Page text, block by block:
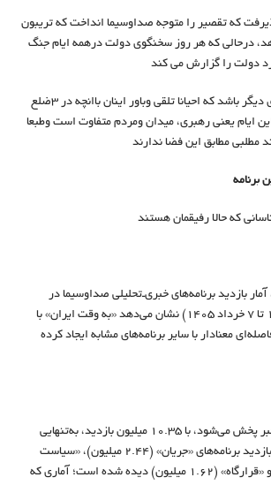
که تقصیر را متوجه صداوسیما انداخت که تریبون
درحالی که هر روز سخنگوی دولت درهمه ایام جنگ
دولت را گزارش می کند
اما علت ممکن است امری دیگر باشد که احیانا تلقی وباور اینان باانچه در 3ضلع
ایام یعنی رهبری، میدان ومردم متفاوت است وطبعا
مطابق این فضا ندارند
برنامه
که حالا رفیقمان هستند
آمار بازدید برنامه‌های خبری‌ـ‌تحلیلی صداوسیما در
تلوبیون (9 اسفند 1404 تا 7 خرداد 1405) نشان می‌دهد «به وقت ایران» با
فاصله‌ای معنادار با سایر برنامه‌های مشابه ایجاد کرده
این برنامه که از شبکه خبر پخش می‌شود، با ۱۰.۳۵ میلیون بازدید، به‌تنهایی
بیش از دو برابر مجموع بازدید برنامه‌های «جریان» (۲.۴۴ میلیون)، «سیاست
خارجی» (۱.۶۵ میلیون) و «قرارگاه» (۱.۶۲ میلیون) دیده شده است؛ آماری که